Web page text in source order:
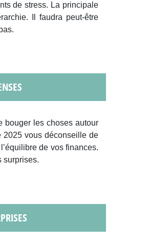
de stress. La principale
Il faudra peut-être
bouger les choses autour
2025 vous déconseille de
de vos finances.
surprises.